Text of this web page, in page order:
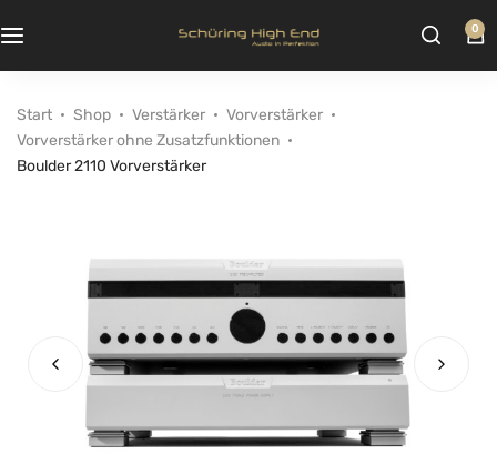
0
Start Shop Verstärker
Vorverstärker
Vorverstärker ohne Zusatzfunktionen
Boulder 2110 Vorverstärker